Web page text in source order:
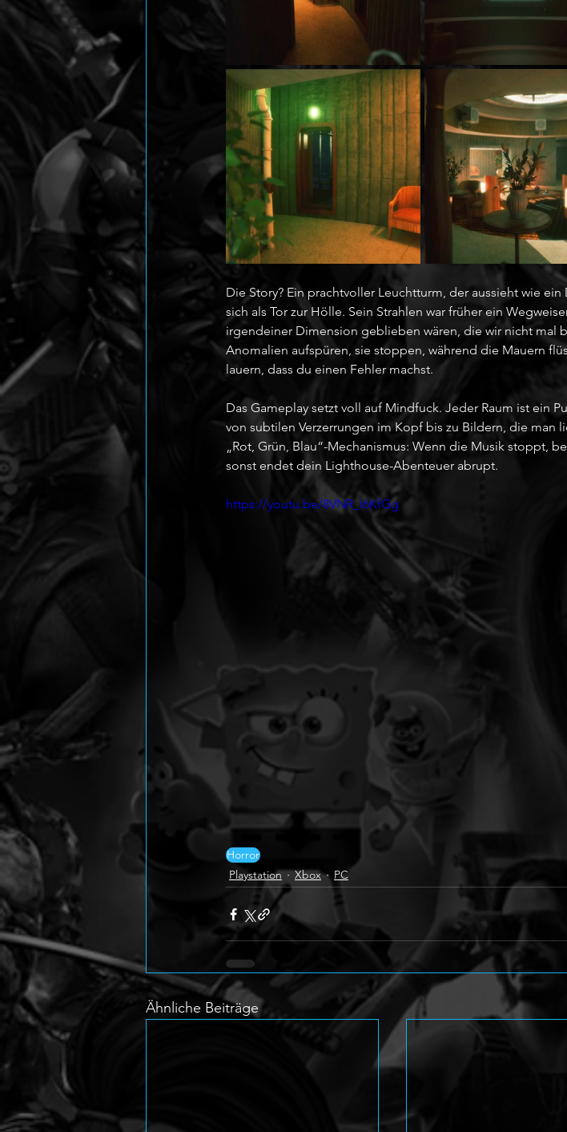
Die Story? Ein prachtvoller Leuchtturm, der aussieht wie
sich als Tor zur Hölle. Sein Strahlen war früher ein
irgendeiner Dimension geblieben wären, die wir nicht mal
Anomalien aufspüren, sie stoppen, während die Mauern
lauern, dass du einen Fehler machst.
Das Gameplay setzt voll auf Mindfuck. Jeder Raum ist ein
von subtilen Verzerrungen im Kopf bis zu Bildern, die man
„Rot, Grün, Blau“-Mechanismus: Wenn die Musik stoppt,
sonst endet dein Lighthouse-Abenteuer abrupt.
https://youtu.be/8VNR_I6KfGg
Horror
Playstation
Xbox PC
Ähnliche Beiträge